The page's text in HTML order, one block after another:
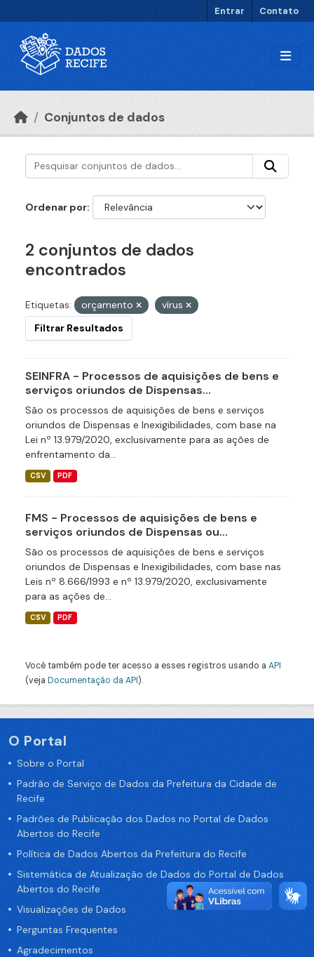
Entrar Contato
Conjuntos de dados
Ordenar por
2 conjuntos de dados
encontrados
Etiquetas: orçamento
vírus
Filtrar Resultados
SEINFRA - Processos de aquisições de bens e
serviços oriundos de Dispensas...
São os processos de aquisições de bens e serviços
oriundos de Dispensas e Inexigibilidades, com base na
Lei nº 13.979/2020, exclusivamente para as ações de
enfrentamento da...
CSV PDF
FMS - Processos de aquisições de bens e
serviços oriundos de Dispensas ou...
São os processos de aquisições de bens e serviços
oriundos de Dispensas e Inexigibilidades, com base nas
Leis nº 8.666/1993 e nº 13.979/2020, exclusivamente
para as ações de...
CSV PDF
Você também pode ter acesso a esses registros usando a API
(veja Documentação da API).
O Portal
Sobre o Portal
Padrão de Serviço de Dados da Prefeitura da Cidade de
Recife
Padrões de Publicação dos Dados no Portal de Dados
Abertos do Recife
Política de Dados Abertos da Prefeitura do Recife
Sistemática de Atualização de Dados do Portal de Dados
Abertos do Recife
Visualizações de Dados
Perguntas Frequentes
Agradecimentos